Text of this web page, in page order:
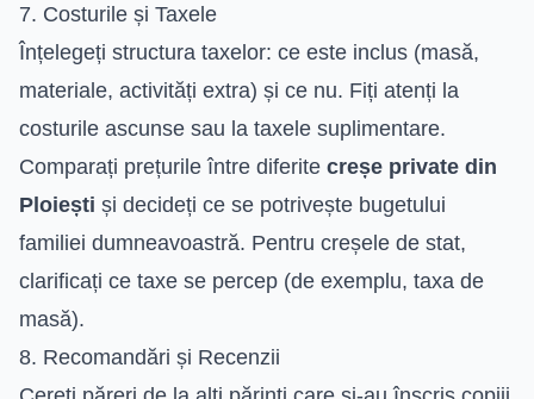
7. Costurile și Taxele
Înțelegeți structura taxelor: ce este inclus (masă,
materiale, activități extra) și ce nu. Fiți atenți la
costurile ascunse sau la taxele suplimentare.
Comparați prețurile între diferite creșe private din
Ploiești și decideți ce se potrivește bugetului
familiei dumneavoastră. Pentru creșele de stat,
clarificați ce taxe se percep (de exemplu, taxa de
masă).
8. Recomandări și Recenzii